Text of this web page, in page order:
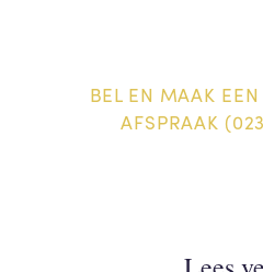
BEL EN MAAK
AFSPRAAK